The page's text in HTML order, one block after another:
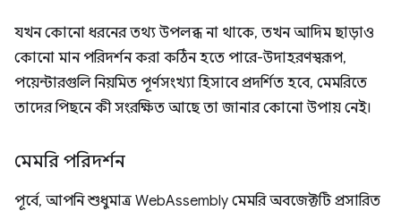
যখন কোনো ধরনের তথ্য উপলব্ধ না থাকে, তখন আদিম ছাড়াও
কোনো মান পরিদর্শন করা কঠিন হতে পারে-উদাহরণস্বরূপ,
পয়েন্টারগুলি নিয়মিত পূর্ণসংখ্যা হিসাবে প্রদর্শিত হবে, মেমরিতে
তাদের পিছনে কী সংরক্ষিত আছে তা জানার কোনো উপায় নেই।
মেমরি পরিদর্শন
পূর্বে, আপনি শুধুমাত্র WebAssembly মেমরি অবজেক্টটি প্রসারিত